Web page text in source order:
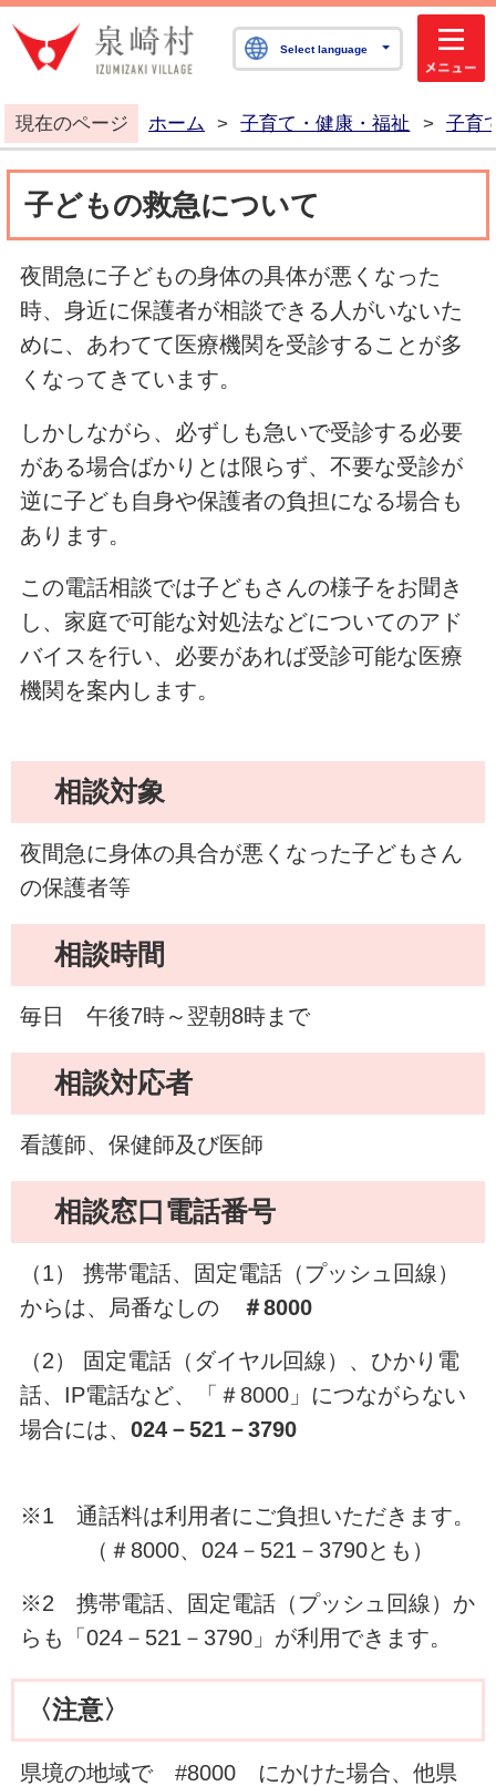
泉崎村公式ホームペ
Select language
現在のページ ホーム > 子育て・健康・福祉 > 子育
子どもの救急について
夜間急に子どもの身体の具体が悪くなった
時、身近に保護者が相談できる人がいないた
めに、あわてて医療機関を受診することが多
くなってきています。
しかしながら、必ずしも急いで受診する必要
がある場合ばかりとは限らず、不要な受診が
逆に子ども自身や保護者の負担になる場合も
あります。
この電話相談では子どもさんの様子をお聞き
し、家庭で可能な対処法などについてのアド
バイスを行い、必要があれば受診可能な医療
機関を案内します。
相談対象
夜間急に身体の具合が悪くなった子どもさん
の保護者等
相談時間
毎日 午後7時～翌朝8時まで
相談対応者
看護師、保健師及び医師
相談窓口電話番号
（1） 携帯電話、固定電話（プッシュ回線）
からは、局番なしの
＃8000
（2） 固定電話（ダイヤル回線）、ひかり電
話、IP電話など、「＃8000」につながらない
場合には、 024－521－3790
※1 通話料は利用者にご負担いただきます。
（＃8000、024－521－3790とも）
※2 携帯電話、固定電話（プッシュ回線）か
らも「024－521－3790」が利用できます。
〈注意〉
県境の地域で #8000 にかけた場合、他県